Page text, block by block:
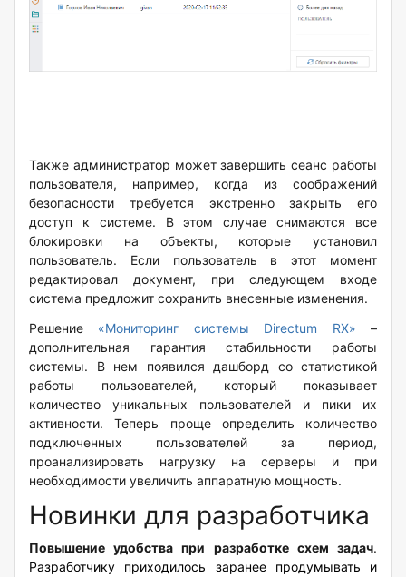
Также администратор может завершить сеанс работы
пользователя, например, когда из соображений
безопасности требуется экстренно закрыть его
доступ к системе. В этом случае снимаются все
блокировки на объекты, которые установил
пользователь. Если пользователь в этот момент
редактировал документ, при следующем входе
система предложит сохранить внесенные изменения.
Решение «Мониторинг системы Directum RX» –
дополнительная гарантия стабильности работы
системы. В нем появился дашборд со статистикой
работы пользователей, который показывает
количество уникальных пользователей и пики их
активности. Теперь проще определить количество
подключенных пользователей за период,
проанализировать нагрузку на серверы и при
необходимости увеличить аппаратную мощность.
Новинки для разработчика
Повышение удобства при разработке схем задач.
Разработчику приходилось заранее продумывать и